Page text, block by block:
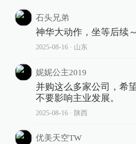
石头兄弟
神华大动作，坐等后续～
2025-08-16∙ 山东
妮妮公主2019
并购这么多家公司，希
不要影响主业发展。
2025-08-16∙ 陕西
优美天空TW